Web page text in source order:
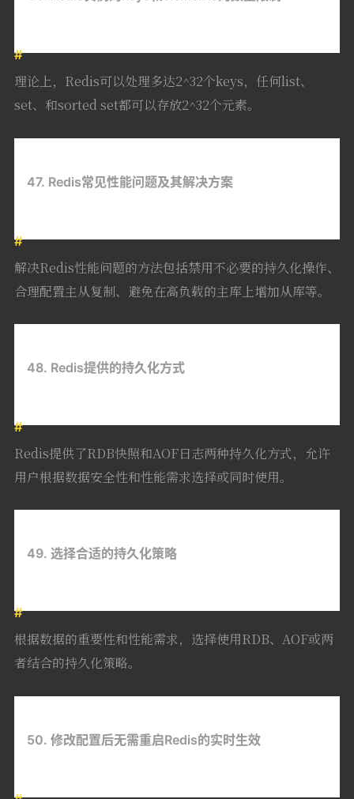
理论上，Redis可以处理多达2^32个keys，任何list、
set、和sorted set都可以存放2^32个元素。
47. Redis常见性能问题及其解决方案
解决Redis性能问题的方法包括禁用不必要的持久化操作、
合理配置主从复制、避免在高负载的主库上增加从库等。
48. Redis提供的持久化方式
Redis提供了RDB快照和AOF日志两种持久化方式，允许
用户根据数据安全性和性能需求选择或同时使用。
49. 选择合适的持久化策略
根据数据的重要性和性能需求，选择使用RDB、AOF或两
者结合的持久化策略。
50. 修改配置后无需重启Redis的实时生效